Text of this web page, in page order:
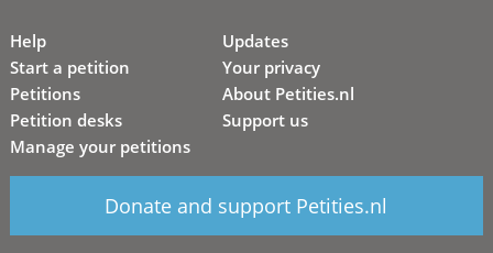
Help
Start a petition
Petitions
Petition desks
Manage your petitions
Updates
Your privacy
About Petities.nl
Support us
Donate and support Petities.nl